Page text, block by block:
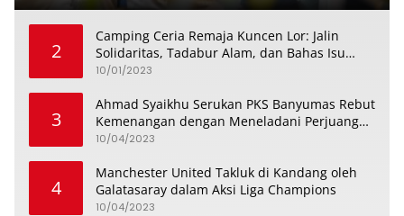
2
Camping Ceria Remaja Kuncen Lor: Jalin
Solidaritas, Tadabur Alam, dan Bahas Isu
Keremajaan
10/01/2023
3
Ahmad Syaikhu Serukan PKS Banyumas Rebut
Kemenangan dengan Meneladani Perjuangan
Soedirman
10/04/2023
4
Manchester United Takluk di Kandang oleh
Galatasaray dalam Aksi Liga Champions
10/04/2023